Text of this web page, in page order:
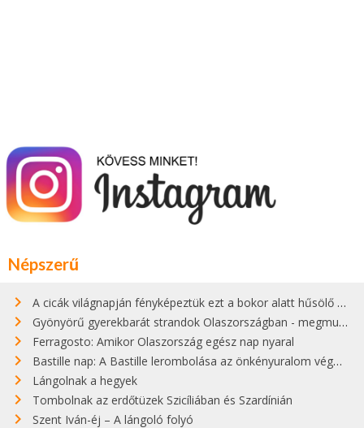
Népszerű
A cicák világnapján fényképeztük ezt a bokor alatt hűsölő cicát Kisorosziban
Gyönyörű gyerekbarát strandok Olaszországban - megmutatjuk a 15 legjobbat
Ferragosto: Amikor Olaszország egész nap nyaral
Bastille nap: A Bastille lerombolása az önkényuralom végét jelentette
Lángolnak a hegyek
Tombolnak az erdőtüzek Szicíliában és Szardínián
Szent Iván-éj – A lángoló folyó